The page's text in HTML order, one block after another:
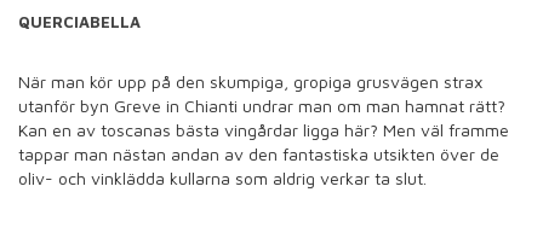
QUERCIABELLA
När man kör upp på den skumpiga, gropiga grusvägen strax
utanför byn Greve in Chianti undrar man om man hamnat rätt?
Kan en av toscanas bästa vingårdar ligga här? Men väl framme
tappar man nästan andan av den fantastiska utsikten över de
oliv- och vinklädda kullarna som aldrig verkar ta slut.